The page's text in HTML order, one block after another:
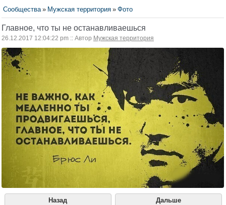
Сообщества » Мужская территория » Фото
Главное, что ты не останавливаешься
26.12.2017 12:04:22 pm :: Автор Мужская территория
Назад Дальше